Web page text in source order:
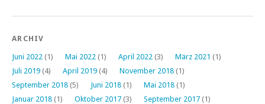
ARCHIV
Juni 2022 (1) Mai 2022 (1) April 2022 (3) März 2021 (1)
Juli 2019 (4) April 2019 (4) November 2018 (1)
September 2018 (5) Juni 2018 (1) Mai 2018 (1)
Januar 2018 (1) Oktober 2017 (3) September 2017 (1)